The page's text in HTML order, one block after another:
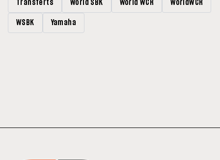
Transferts World SBK World WCR WorldWCR
WSBK Yamaha